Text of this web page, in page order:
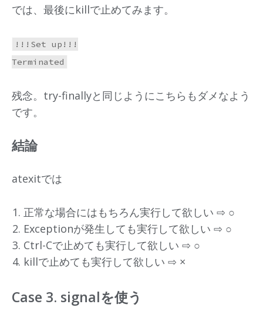
では、最後にkillで止めてみます。
!!!Set up!!!
残念。try-finallyと同じようにこちらもダメなよう
です。
結論
atexitでは
正常な場合にはもちろん実行して欲しい ⇨ ○
Exceptionが発生しても実行して欲しい ⇨ ○
Ctrl-Cで止めても実行して欲しい ⇨ ○
killで止めても実行して欲しい ⇨ ×
Case 3. signalを使う